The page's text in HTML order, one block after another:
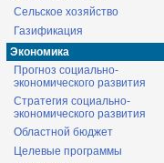
Сельское хозяйство
Газификация
Экономика
Прогноз социально-
экономического развития
Стратегия социально-
экономического развития
Областной бюджет
Целевые программы